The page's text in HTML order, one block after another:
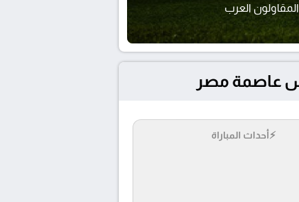
المقاولون العرب
⚡أحداث المباراة